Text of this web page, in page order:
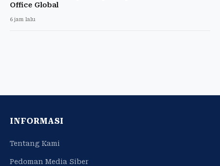
Office Global
6 jam lalu
INFORMASI
Tentang Kami
Pedoman Media Siber